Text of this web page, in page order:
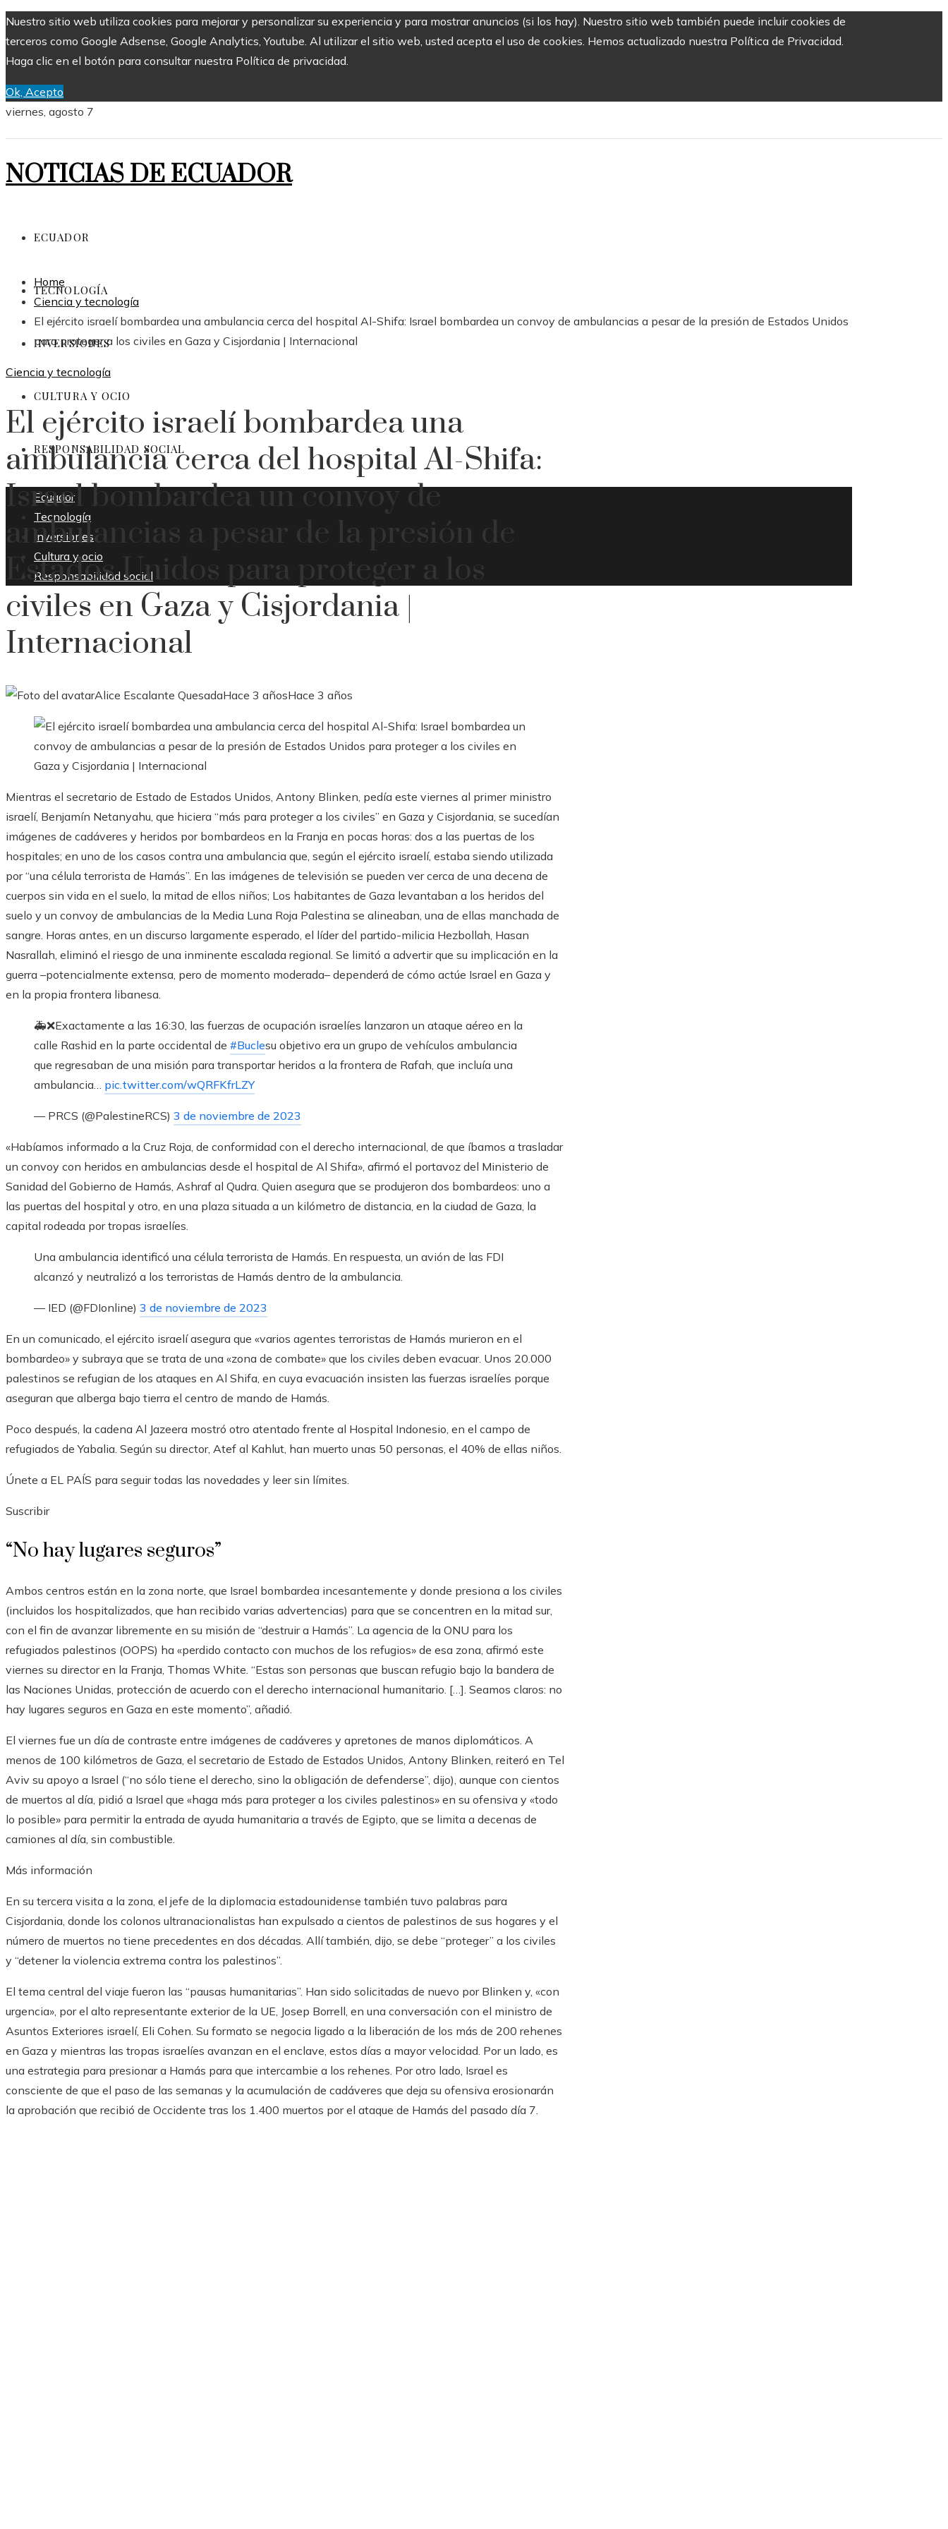
Nuestro sitio web utiliza cookies para mejorar y personalizar su experiencia y para mostrar anuncios (si los hay). Nuestro sitio web también puede incluir cookies de
terceros como Google Adsense, Google Analytics, Youtube. Al utilizar el sitio web, usted acepta el uso de cookies. Hemos actualizado nuestra Política de Privacidad.
Haga clic en el botón para consultar nuestra Política de privacidad.
Ok, Acepto
viernes, agosto 7
NOTICIAS DE ECUADOR
ECUADOR
TECNOLOGÍA
INVERSIONES
CULTURA Y OCIO
RESPONSABILIDAD SOCIAL
Ecuador
Tecnología
Inversiones
Cultura y ocio
Responsabilidad social
Home
Ciencia y tecnología
El ejército israelí bombardea una ambulancia cerca del hospital Al-Shifa: Israel bombardea un convoy de ambulancias a pesar de la presión de Estados Unidos
para proteger a los civiles en Gaza y Cisjordania | Internacional
Ciencia y tecnología
El ejército israelí bombardea una
ambulancia cerca del hospital Al-Shifa:
Israel bombardea un convoy de
ambulancias a pesar de la presión de
Estados Unidos para proteger a los
civiles en Gaza y Cisjordania |
Internacional
Alice Escalante QuesadaHace 3 añosHace 3 años
Mientras el secretario de Estado de Estados Unidos, Antony Blinken, pedía este viernes al primer ministro
israelí, Benjamín Netanyahu, que hiciera “más para proteger a los civiles” en Gaza y Cisjordania, se sucedían
imágenes de cadáveres y heridos por bombardeos en la Franja en pocas horas: dos a las puertas de los
hospitales; en uno de los casos contra una ambulancia que, según el ejército israelí, estaba siendo utilizada
por “una célula terrorista de Hamás”. En las imágenes de televisión se pueden ver cerca de una decena de
cuerpos sin vida en el suelo, la mitad de ellos niños; Los habitantes de Gaza levantaban a los heridos del
suelo y un convoy de ambulancias de la Media Luna Roja Palestina se alineaban, una de ellas manchada de
sangre. Horas antes, en un discurso largamente esperado, el líder del partido-milicia Hezbollah, Hasan
Nasrallah, eliminó el riesgo de una inminente escalada regional. Se limitó a advertir que su implicación en la
guerra –potencialmente extensa, pero de momento moderada– dependerá de cómo actúe Israel en Gaza y
en la propia frontera libanesa.
🚑❌Exactamente a las 16:30, las fuerzas de ocupación israelíes lanzaron un ataque aéreo en la
calle Rashid en la parte occidental de #Buclesu objetivo era un grupo de vehículos ambulancia
que regresaban de una misión para transportar heridos a la frontera de Rafah, que incluía una
ambulancia… pic.twitter.com/wQRFKfrLZY
— PRCS (@PalestineRCS) 3 de noviembre de 2023
«Habíamos informado a la Cruz Roja, de conformidad con el derecho internacional, de que íbamos a trasladar
un convoy con heridos en ambulancias desde el hospital de Al Shifa», afirmó el portavoz del Ministerio de
Sanidad del Gobierno de Hamás, Ashraf al Qudra. Quien asegura que se produjeron dos bombardeos: uno a
las puertas del hospital y otro, en una plaza situada a un kilómetro de distancia, en la ciudad de Gaza, la
capital rodeada por tropas israelíes.
Una ambulancia identificó una célula terrorista de Hamás. En respuesta, un avión de las FDI
alcanzó y neutralizó a los terroristas de Hamás dentro de la ambulancia.
— IED (@FDIonline) 3 de noviembre de 2023
En un comunicado, el ejército israelí asegura que «varios agentes terroristas de Hamás murieron en el
bombardeo» y subraya que se trata de una «zona de combate» que los civiles deben evacuar. Unos 20.000
palestinos se refugian de los ataques en Al Shifa, en cuya evacuación insisten las fuerzas israelíes porque
aseguran que alberga bajo tierra el centro de mando de Hamás.
Poco después, la cadena Al Jazeera mostró otro atentado frente al Hospital Indonesio, en el campo de
refugiados de Yabalia. Según su director, Atef al Kahlut, han muerto unas 50 personas, el 40% de ellas niños.
Únete a EL PAÍS para seguir todas las novedades y leer sin límites.
Suscribir
“No hay lugares seguros”
Ambos centros están en la zona norte, que Israel bombardea incesantemente y donde presiona a los civiles
(incluidos los hospitalizados, que han recibido varias advertencias) para que se concentren en la mitad sur,
con el fin de avanzar libremente en su misión de “destruir a Hamás”. La agencia de la ONU para los
refugiados palestinos (OOPS) ha «perdido contacto con muchos de los refugios» de esa zona, afirmó este
viernes su director en la Franja, Thomas White. “Estas son personas que buscan refugio bajo la bandera de
las Naciones Unidas, protección de acuerdo con el derecho internacional humanitario. […]. Seamos claros: no
hay lugares seguros en Gaza en este momento”, añadió.
El viernes fue un día de contraste entre imágenes de cadáveres y apretones de manos diplomáticos. A
menos de 100 kilómetros de Gaza, el secretario de Estado de Estados Unidos, Antony Blinken, reiteró en Tel
Aviv su apoyo a Israel (“no sólo tiene el derecho, sino la obligación de defenderse”, dijo), aunque con cientos
de muertos al día, pidió a Israel que «haga más para proteger a los civiles palestinos» en su ofensiva y «todo
lo posible» para permitir la entrada de ayuda humanitaria a través de Egipto, que se limita a decenas de
camiones al día, sin combustible.
Más información
En su tercera visita a la zona, el jefe de la diplomacia estadounidense también tuvo palabras para
Cisjordania, donde los colonos ultranacionalistas han expulsado a cientos de palestinos de sus hogares y el
número de muertos no tiene precedentes en dos décadas. Allí también, dijo, se debe “proteger” a los civiles
y “detener la violencia extrema contra los palestinos”.
El tema central del viaje fueron las “pausas humanitarias”. Han sido solicitadas de nuevo por Blinken y, «con
urgencia», por el alto representante exterior de la UE, Josep Borrell, en una conversación con el ministro de
Asuntos Exteriores israelí, Eli Cohen. Su formato se negocia ligado a la liberación de los más de 200 rehenes
en Gaza y mientras las tropas israelíes avanzan en el enclave, estos días a mayor velocidad. Por un lado, es
una estrategia para presionar a Hamás para que intercambie a los rehenes. Por otro lado, Israel es
consciente de que el paso de las semanas y la acumulación de cadáveres que deja su ofensiva erosionarán
la aprobación que recibió de Occidente tras los 1.400 muertos por el ataque de Hamás del pasado día 7.